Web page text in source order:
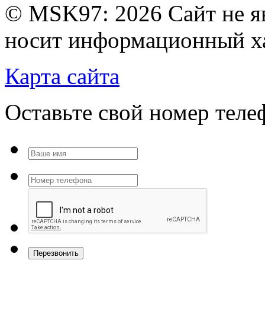
© MSK97: 2026 Сайт не
носит информационный
Карта сайта
Оставьте свой номер
Перезвонить